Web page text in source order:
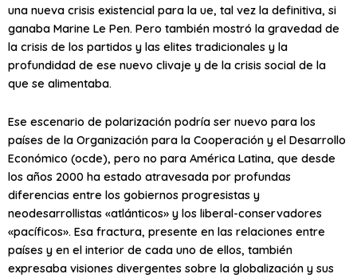
una nueva crisis existencial para la ue, tal vez la definitiva, si
ganaba Marine Le Pen. Pero también mostró la gravedad de
la crisis de los partidos y las elites tradicionales y la
profundidad de ese nuevo clivaje y de la crisis social de la
que se alimentaba.
Ese escenario de polarización podría ser nuevo para los
países de la Organización para la Cooperación y el Desarrollo
Económico (ocde), pero no para América Latina, que desde
los años 2000 ha estado atravesada por profundas
diferencias entre los gobiernos progresistas y
neodesarrollistas «atlánticos» y los liberal-conservadores
«pacíficos». Esa fractura, presente en las relaciones entre
países y en el interior de cada uno de ellos, también
expresaba visiones divergentes sobre la globalización y sus